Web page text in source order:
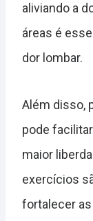
aliviando a
áreas é
dor lombar.
Além disso,
pode
maior
exercícios
fortalecer